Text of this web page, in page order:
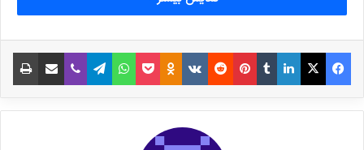
فیس بوک X لینکدین
‫تامبلر‫پین‌ترست
‫رددیت‫VKontakte
‫Odnoklassniki
پاکتواتس آپ تلگراموایبر اشتراک گذاری از طریق ایمیل